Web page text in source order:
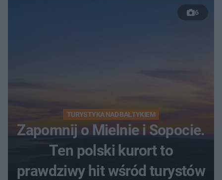
6
TURYSTYKA NAD BAŁTYKIEM
Zapomnij o Mielnie i Sopocie.
Ten polski kurort to
prawdziwy hit wśród turystów